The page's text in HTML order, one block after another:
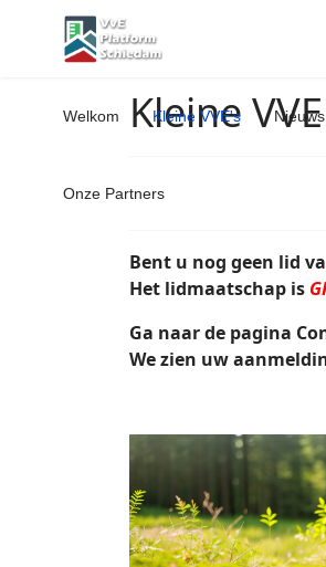
Welkom Kleine VVE's Nieuws
Onze Partners
Kleine VVE
Bent u nog geen lid
Het lidmaatschap is
Ga naar de pagina
We zien uw